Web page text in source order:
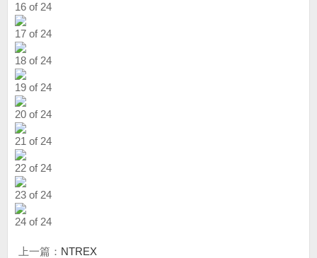
16 of 24
17 of 24
18 of 24
19 of 24
20 of 24
21 of 24
22 of 24
23 of 24
24 of 24
上一篇： NTREX